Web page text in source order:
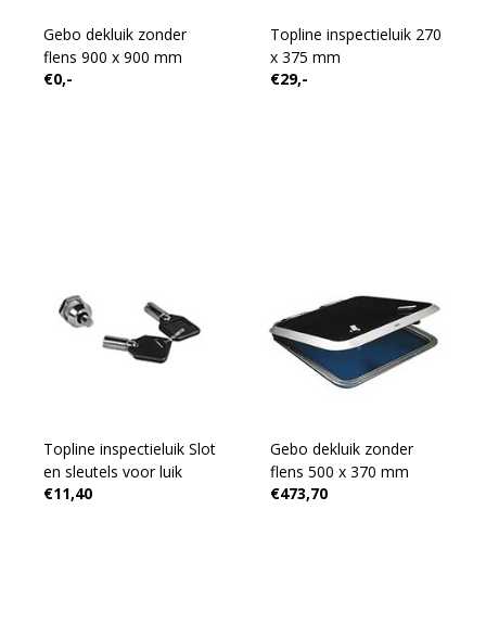
Gebo dekluik zonder
flens 900 x 900 mm
€0,-
Topline inspectieluik 270
x 375 mm
€29,-
Topline inspectieluik Slot
en sleutels voor luik
€11,40
Gebo dekluik zonder
flens 500 x 370 mm
€473,70